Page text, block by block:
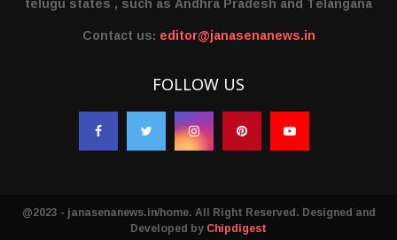
Contact us: editor@janasenanews.in
FOLLOW US
@2023 - janasenanews.in/home. All Right Reserved. Designed and
Developed byChipdigest